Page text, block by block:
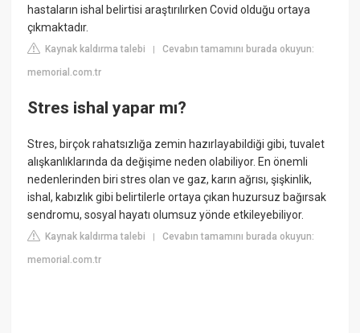
hastaların ishal belirtisi araştırılırken Covid olduğu ortaya
çıkmaktadır.
Kaynak kaldırma talebi |Cevabın tamamını burada okuyun:
memorial.com.tr
Stres ishal yapar mı?
Stres, birçok rahatsızlığa zemin hazırlayabildiği gibi, tuvalet
alışkanlıklarında da değişime neden olabiliyor. En önemli
nedenlerinden biri stres olan ve gaz, karın ağrısı, şişkinlik,
ishal, kabızlık gibi belirtilerle ortaya çıkan huzursuz bağırsak
sendromu, sosyal hayatı olumsuz yönde etkileyebiliyor.
Kaynak kaldırma talebi |Cevabın tamamını burada okuyun:
memorial.com.tr